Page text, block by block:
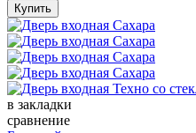
в закладки
сравнение